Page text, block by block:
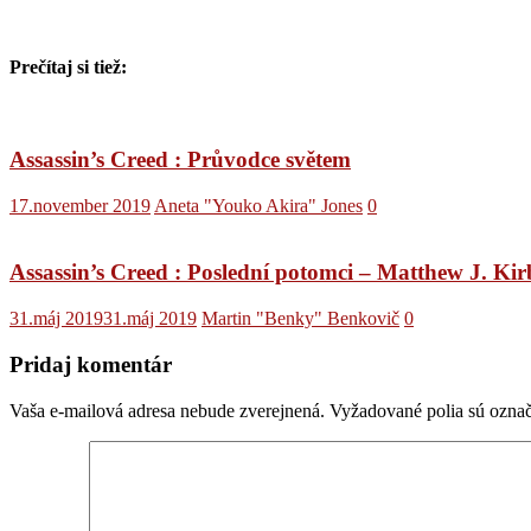
Prečítaj si tiež:
Assassin’s Creed : Průvodce světem
17.november 2019 Aneta "Youko Akira" Jones 0
Assassin’s Creed : Poslední potomci – Matthew J.
31.máj 201931.máj 2019 Martin "Benky" Benkovič 0
Pridaj komentár
Vaša e-mailová adresa nebude zverejnená. Vyžadované polia sú